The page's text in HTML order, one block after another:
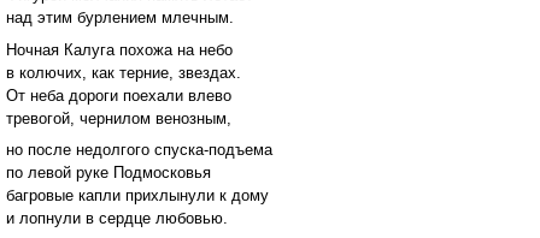
над этим бурлением млечным.
Ночная Калуга похожа на небо
в колючих, как терние, звездах.
От неба дороги поехали влево
тревогой, чернилом венозным,
но после недолгого спуска-подъема
по левой руке Подмосковья
багровые капли прихлынули к дому
и лопнули в сердце любовью.